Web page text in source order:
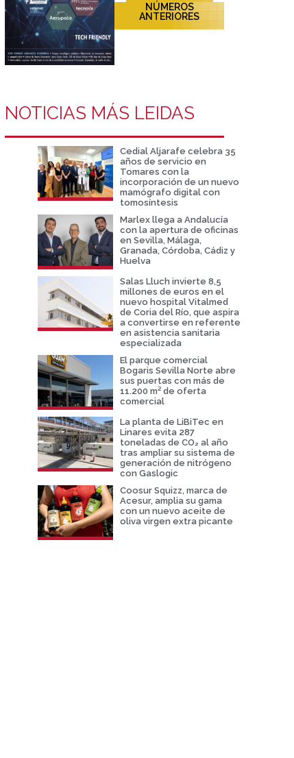
NÚMEROS
ANTERIORES
NOTICIAS MÁS LEIDAS
Cedial Aljarafe celebra 35
años de servicio en
Tomares con la
incorporación de un nuevo
mamógrafo digital con
tomosíntesis
Marlex llega a Andalucía
con la apertura de oficinas
en Sevilla, Málaga,
Granada, Córdoba, Cádiz y
Huelva
Salas Lluch invierte 8,5
millones de euros en el
nuevo hospital Vitalmed
de Coria del Río, que aspira
a convertirse en referente
en asistencia sanitaria
especializada
El parque comercial
Bogaris Sevilla Norte abre
sus puertas con más de
11.200 m² de oferta
comercial
La planta de LiBiTec en
Linares evita 287
toneladas de CO₂ al año
tras ampliar su sistema de
generación de nitrógeno
con Gaslogic
Coosur Squizz, marca de
Acesur, amplia su gama
con un nuevo aceite de
oliva virgen extra picante